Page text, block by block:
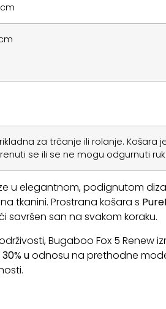
za trčanje ili rolanje.
se ili se ne mogu odgurnuti
u elegantnom, podignutom
tkanini. Prostrana košara s
savršen san na svakom koraku.
Bugaboo Fox 5 Renew
uodnosu na prethodne